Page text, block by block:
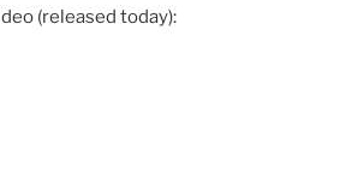
(released today):